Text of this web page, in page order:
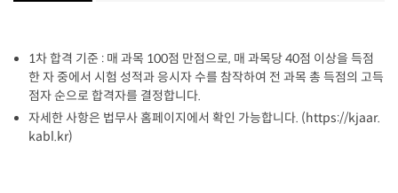
1차 합격 기준 : 매 과목 100점 만점으로, 매 과목당 40점 이상을 득점
한 자 중에서 시험 성적과 응시자 수를 참작하여 전 과목 총 득점의 고득
점자 순으로 합격자를 결정합니다.
자세한 사항은 법무사 홈페이지에서 확인 가능합니다. (https://kjaar.
kabl.kr)